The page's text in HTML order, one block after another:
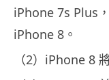
iPhone 7s Plus
iPhone 8。
（2）iPhone 8